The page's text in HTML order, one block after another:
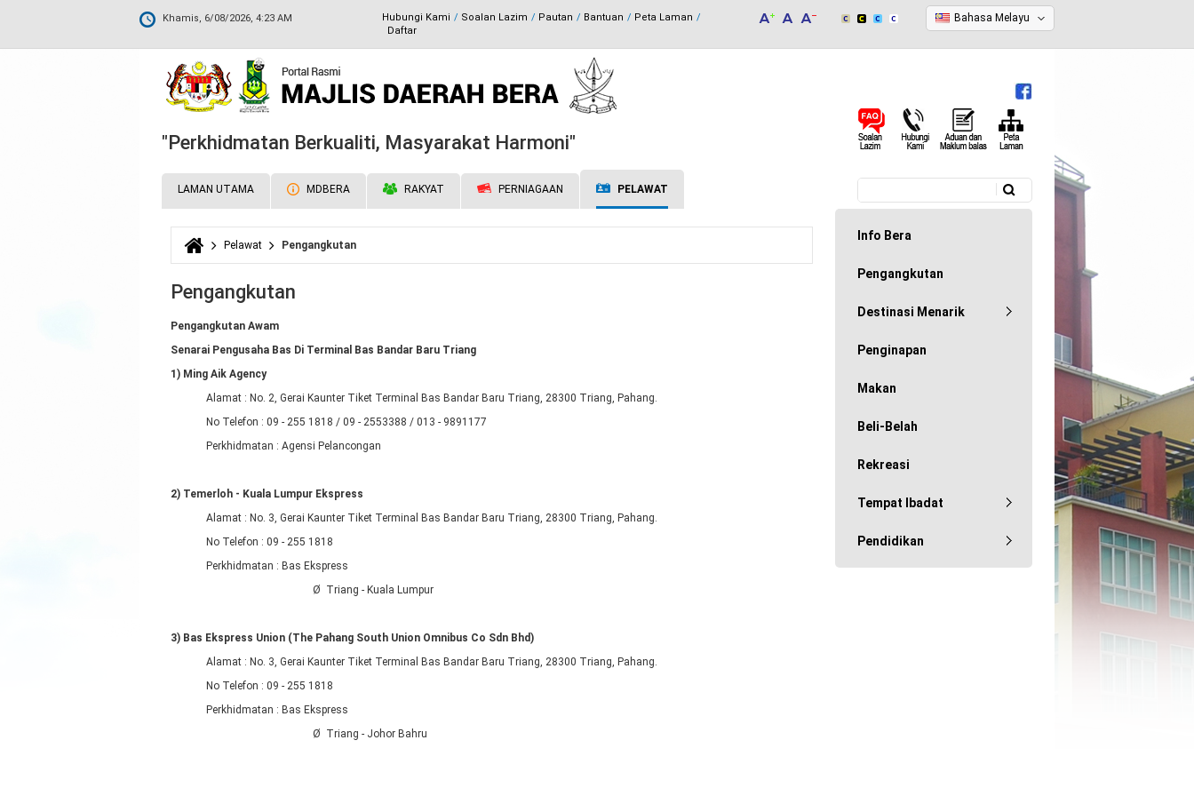
Khamis, 6/08/2026, 4:23 AM Hubungi Kami Soalan Lazim Pautan Bantuan
Peta Laman
Daftar
Bahasa Melayu
"Perkhidmatan Berkualiti, Masyarakat Harmoni"
LAMAN UTAMA MDBERA RAKYAT PERNIAGAAN PELAWAT
Borang carian
Anda di sini
Pelawat Pengangkutan
Pengangkutan
Pengangkutan Awam
Senarai Pengusaha Bas Di Terminal Bas Bandar Baru Triang
1 ) Ming Aik Agency
Alamat : No. 2, Gerai Kaunter Tiket Terminal Bas Bandar Baru Triang, 28300 Triang, Pahang.
No Telefon : 09 - 255 1818 / 09 - 2553388 / 013 - 9891177
Perkhidmatan : Agensi Pelancongan
2) Temerloh - Kuala Lumpur Ekspress
Alamat : No. 3, Gerai Kaunter Tiket Terminal Bas Bandar Baru Triang, 28300 Triang, Pahang.
No Telefon : 09 - 255 1818
Perkhidmatan : Bas Ekspress
Ø Triang - Kuala Lumpur
3) Bas Ekspress Union (The Pahang South Union Omnibus Co Sdn Bhd)
Alamat : No. 3, Gerai Kaunter Tiket Terminal Bas Bandar Baru Triang, 28300 Triang, Pahang.
No Telefon : 09 - 255 1818
Perkhidmatan : Bas Ekspress
Ø Triang - Johor Bahru
Info Bera
Pengangkutan
Destinasi Menarik
Penginapan
Makan
Beli-Belah
Rekreasi
Tempat Ibadat
Pendidikan